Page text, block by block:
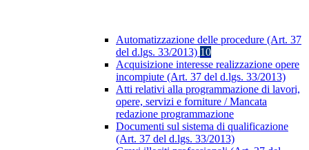
Automatizzazione delle procedure (Art. 37
del d.lgs. 33/2013) 10
Acquisizione interesse realizzazione opere
incompiute (Art. 37 del d.lgs. 33/2013)
Atti relativi alla programmazione di lavori,
opere, servizi e forniture / Mancata
redazione programmazione
Documenti sul sistema di qualificazione
(Art. 37 del d.lgs. 33/2013)